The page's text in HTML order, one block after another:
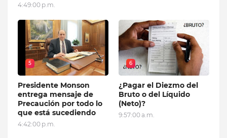
4:49:00 p.m.
5
Presidente Monson
entrega mensaje de
Precaución por todo lo
que está sucediendo
4:42:00 p.m.
6
¿Pagar el Diezmo del
Bruto o del Líquido
(Neto)?
9:57:00 a.m.